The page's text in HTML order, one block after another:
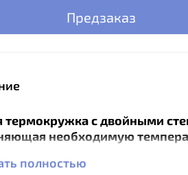
Предзаказ
термокружка с двойными
необходимую
крышка-пробка,
полностью